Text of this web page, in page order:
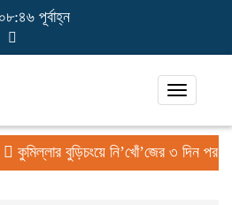
পূর্বাহ্ন
Toggle
কুমিল্লার বুড়িচংয়ে নি’খোঁ’জের ৩ দিন পর